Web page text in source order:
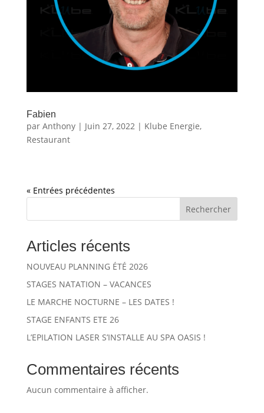
Fabien
par Anthony| Juin 27, 2022| Klube Energie,
Restaurant
« Entrées précédentes
Rechercher
Articles récents
NOUVEAU PLANNING ÉTÉ 2026
STAGES NATATION – VACANCES
LE MARCHE NOCTURNE – LES DATES !
STAGE ENFANTS ETE 26
L’EPILATION LASER S’INSTALLE AU SPA OASIS !
Commentaires récents
Aucun commentaire à afficher.